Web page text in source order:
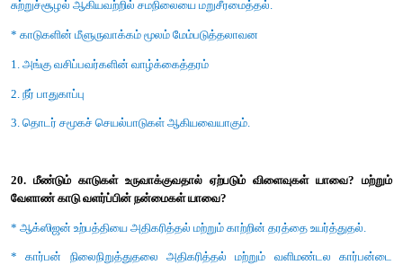
* நதிகள் மற்றும் மாடிக்கூரைகளிலிருந்து மழைநீர்
ஆழ்குழிகளுக்குத் திருப்பப் பட்டுச் சேமிக்கப்படுகிறது.
* நீர் வழிந்து ஊடுருவிப் பள்ளங்களில் சேமிக்கப் படுகிறது.
* மழைநீர் சேகரிப்பு நகரப்பகுதிகளில் மட்டுமல்லாமல் விவசாய
நீர் மேலாண்மை வழிமுறையாக நடைமுறைப் படுத்தப்படுகிறது.
முறையாக அமையும்.
19. புதிய காடுகள் தோற்றுவித்தலில் தனி ஆய்வுகள் குறித்து